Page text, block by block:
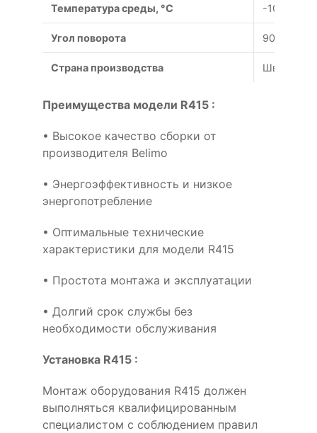
Температура среды, °С -10...100
Угол поворота 90°
Страна производства
Преимущества модели R415 :
• Высокое качество сборки от
производителя Belimo
• Энергоэффективность и низкое
энергопотребление
• Оптимальные технические
характеристики для модели R415
• Простота монтажа и эксплуатации
• Долгий срок службы без
необходимости обслуживания
Установка R415 :
Монтаж оборудования R415 должен
выполняться квалифицированным
специалистом с соблюдением правил